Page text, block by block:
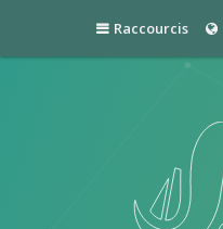
Raccourcis